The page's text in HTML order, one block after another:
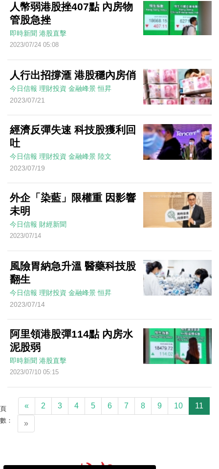
人幣弱港股挫407點 內房物
管股急挫
即時新聞 港股直擊
2023/07/24 05:08
人行出招撐滙 港股穩內房俏
今日信報 理財投資 金融峰景 恒昇
2023/07/21
經濟反彈失速 科技股獲利回
吐
今日信報 理財投資 金融峰景 陸文
2023/07/19
外企「染藍」限權重 因影響
未明
今日信報 財經新聞
2023/07/14
風險胃納急升溫 醫藥科技股
翻生
今日信報 理財投資 金融峰景 恒昇
2023/07/14
阿里領港股彈114點 內房水
泥股弱
即時新聞 港股直擊
2023/07/10 05:15
頁
數：
« 2 3 4 5 6 7 8 9 10 11
»